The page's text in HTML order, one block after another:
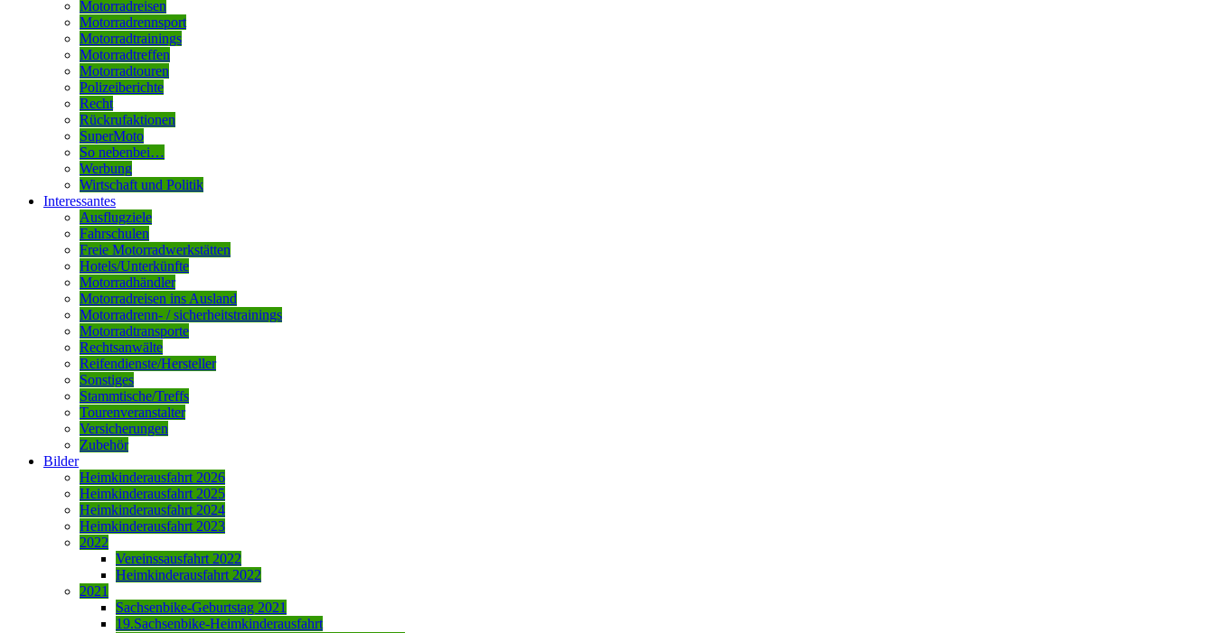
Motorradreisen
Motorradrennsport
Motorradtrainings
Motorradtreffen
Motorradtouren
Polizeiberichte
Recht
Rückrufaktionen
SuperMoto
So nebenbei…
Werbung
Wirtschaft und Politik
Interessantes
Ausflugziele
Fahrschulen
Freie Motorradwerkstätten
Hotels/Unterkünfte
Motorradhändler
Motorradreisen ins Ausland
Motorradrenn- / sicherheitstrainings
Motorradtransporte
Rechtsanwälte
Reifendienste/Hersteller
Sonstiges
Stammtische/Treffs
Tourenveranstalter
Versicherungen
Zubehör
Bilder
Heimkinderausfahrt 2026
Heimkinderausfahrt 2025
Heimkinderausfahrt 2024
Heimkinderausfahrt 2023
2022
Vereinssausfahrt 2022
Heimkinderausfahrt 2022
2021
Sachsenbike-Geburtstag 2021
19.Sachsenbike-Heimkinderausfahrt